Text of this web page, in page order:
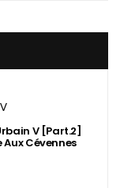
V [Part.2]
Aux Cévennes